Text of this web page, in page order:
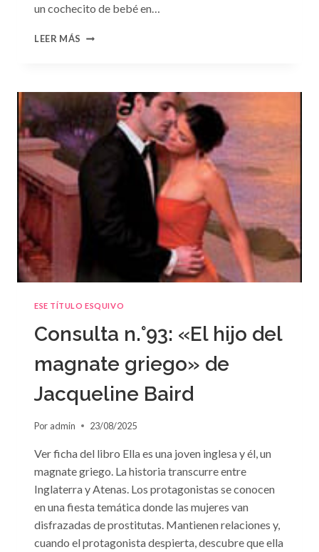
un cochecito de bebé en…
LEER MÁS CONSULTA
ESE TÍTULO ESQUIVO
Consulta n.°93: «El hijo del
magnate griego» de
Jacqueline Baird
Por admin 23/08/2025
Ver ficha del libro Ella es una joven inglesa y él, un
magnate griego. La historia transcurre entre
Inglaterra y Atenas. Los protagonistas se conocen
en una fiesta temática donde las mujeres van
disfrazadas de prostitutas. Mantienen relaciones y,
cuando el protagonista despierta, descubre que ella